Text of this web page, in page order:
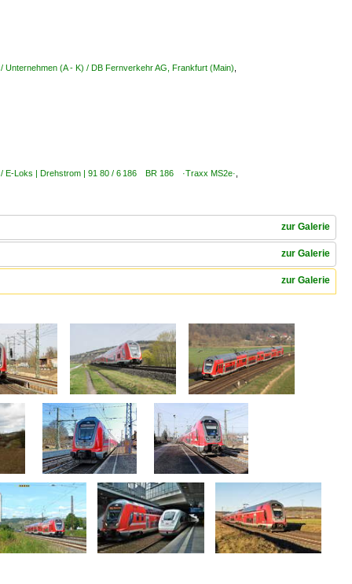
Unternehmen (A - K) / DB Fernverkehr AG, Frankfurt (Main)
E-Loks | Drehstrom | 91 80 / 6 186 BR 186 ·Traxx MS2e·
zur Galerie
zur Galerie
zur Galerie